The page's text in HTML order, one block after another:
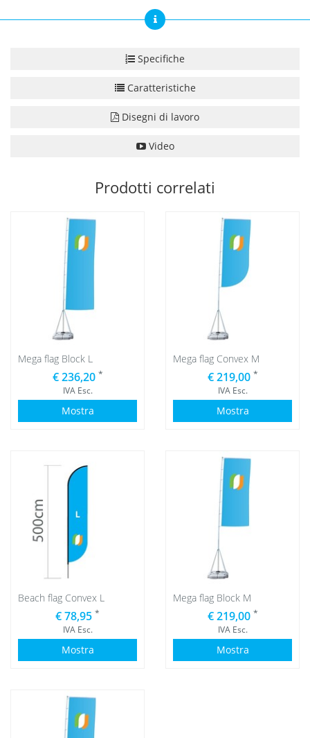
Specifiche
Caratteristiche
Disegni di lavoro
Video
Prodotti correlati
Mega flag Block L
€ 236,20 *
IVA Esc.
Mostra
Mega flag Convex M
€ 219,00 *
IVA Esc.
Mostra
Beach flag Convex L
€ 78,95 *
IVA Esc.
Mostra
Mega flag Block M
€ 219,00 *
IVA Esc.
Mostra